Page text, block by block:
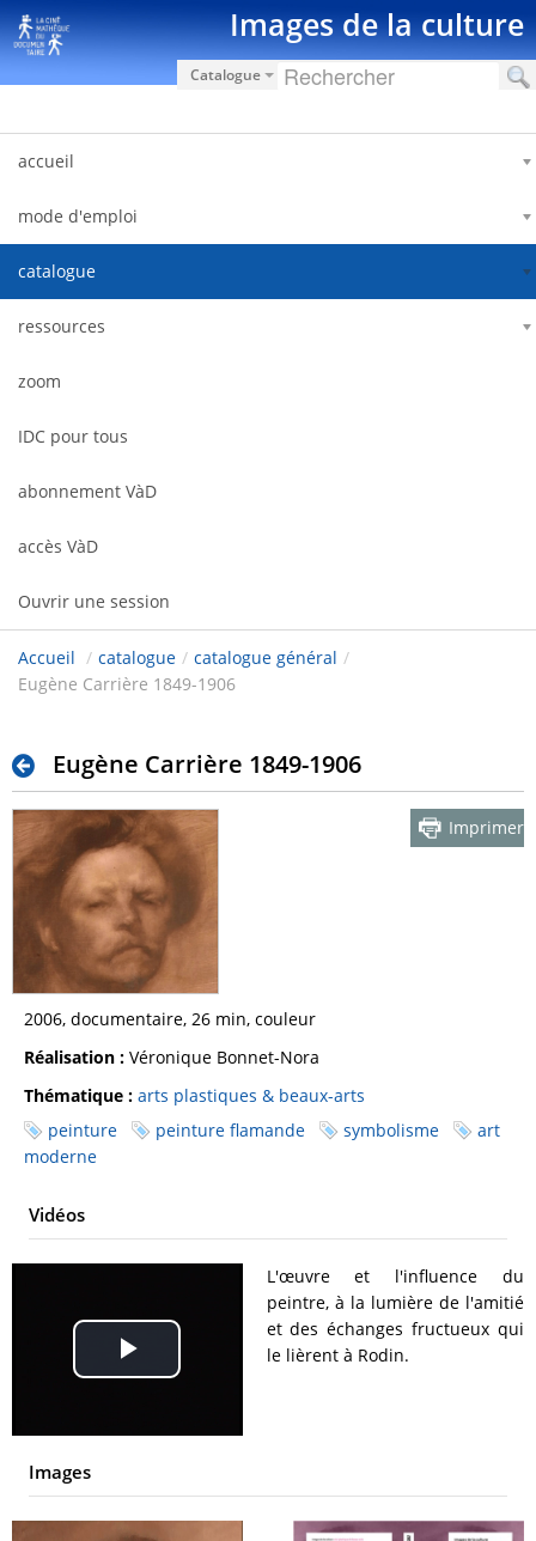
Saut au contenu Images de la culture
Catalogue
accueil
mode d'emploi
catalogue
ressources
zoom
IDC pour tous
abonnement VàD
accès VàD
Ouvrir une session
Accueil / catalogue / catalogue général /
Eugène Carrière 1849-1906
Eugène Carrière 1849-1906
Imprimer
2006, documentaire, 26 min, couleur
Réalisation : Véronique Bonnet-Nora
Thématique : arts plastiques & beaux-arts
peinture
peinture flamande symbolisme
art
moderne
Vidéos
Play
Video
L'œuvre et l'influence du
peintre, à la lumière de l'amitié
et des échanges fructueux qui
le lièrent à Rodin.
Images